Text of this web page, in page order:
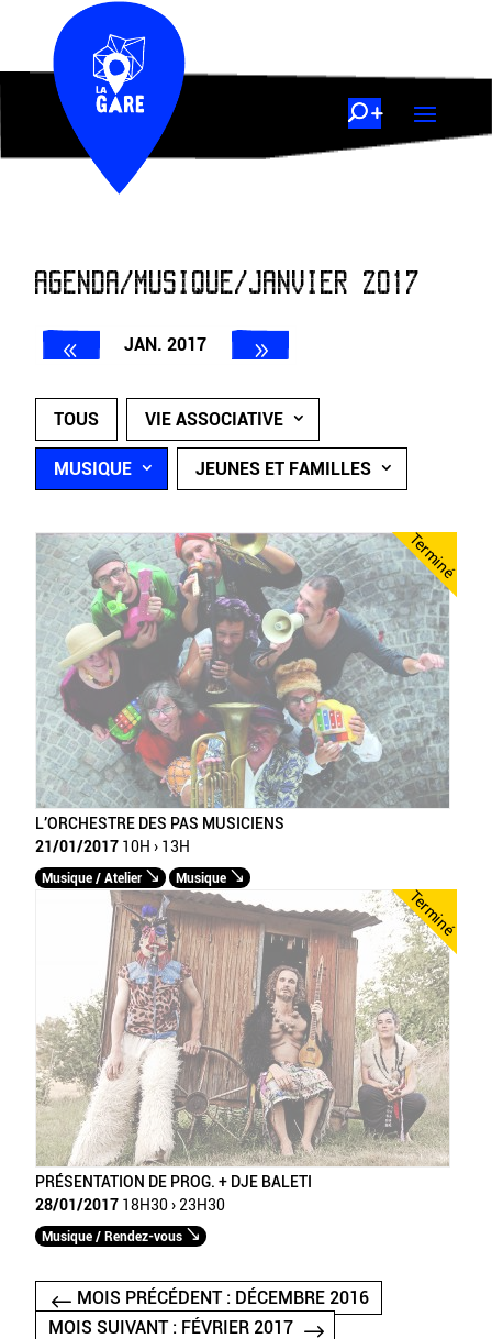
AGENDA/MUSIQUE/JANVIER 2017
JAN. 2017
TOUS VIE ASSOCIATIVE
MUSIQUE JEUNES ET FAMILLES
Terminé
L’ORCHESTRE DES PAS MUSICIENS
21/01/2017 10H › 13H
Musique / Atelier Musique
Terminé
PRÉSENTATION DE PROG. + DJE BALETI
28/01/2017 18H30 › 23H30
Musique / Rendez-vous
MOIS PRÉCÉDENT : DÉCEMBRE 2016
MOIS SUIVANT : FÉVRIER 2017